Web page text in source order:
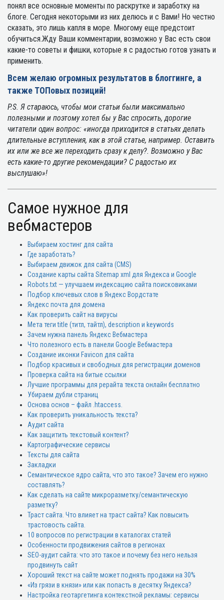
понял все основные моменты по раскрутке и заработку на
блоге. Сегодня некоторыми из них делюсь и с Вами! Но честно
сказать, это лишь капля в море. Многому еще предстоит
обучиться.Жду Ваши комментарии, возможно у Вас есть свои
какие-то советы и фишки, которые я с радостью готов узнать и
применить.
Всем желаю огромных результатов в блоггинге, а
также ТОПовых позиций!
P.S. Я стараюсь, чтобы мои статьи были максимально
полезными и поэтому хотел бы у Вас спросить, дорогие
читатели один вопрос: «иногда приходится в статьях делать
длительные вступления, как в этой статье, например. Оставить
их или же все же переходить сразу к делу?. Возможно у Вас
есть какие-то другие рекомендации? С радостью их
выслушаю»!
Самое нужное для
вебмастеров
Выбираем хостинг для сайта
Где заработать?
Выбираем движок для сайта (CMS)
Создание карты сайта Sitemap xml для Яндекса и Google
Robots.txt — улучшаем индексацию сайта поисковиками
Подбор ключевых слов в Яндекс Вордстате
Яндекс почта для домена
Как проверить сайт на вирусы
Мета теги title (титл, тайтл), description и keywords
Зачем нужна панель Яндекс Вебмастера
Что полезного есть в панели Google Вебмастера
Создание иконки Favicon для сайта
Подбор красивых и свободных для регистрации доменов
Проверка сайта на битые ссылки
Лучшие программы для рерайта текста онлайн бесплатно
Убираем дубли страниц
Основа основ – файл .htaccess.
Как проверить уникальность текста?
Аудит сайта
Как защитить текстовый контент?
Картографические сервисы
Тексты для сайта
Закладки
Семантическое ядро сайта, что это такое? Зачем его нужно
составлять?
Как сделать на сайте микроразметку/семантическую
разметку?
Траст сайта. Что влияет на траст сайта? Как повысить
трастовость сайта.
10 вопросов по регистрации в каталогах статей
Особенности продвижения сайтов в регионах
SEO-аудит сайта: что это такое и почему без него нельзя
продвинуть сайт
Хороший текст на сайте может поднять продажи на 30%
«Из грязи в князи» или как попасть в десятку Яндекса?
Настройка геотаргетинга контекстной рекламы: сервисы